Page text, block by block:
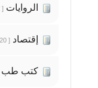
الروايات [ 222 ]
إقتصاد [ 220 ]
كتب طب